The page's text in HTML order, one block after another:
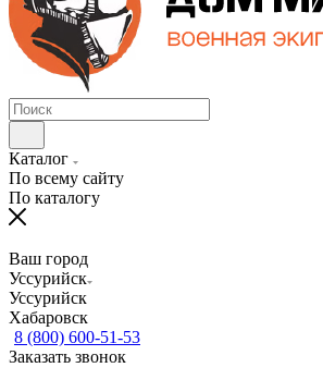
Каталог
По всему сайту
По каталогу
Ваш город
Уссурийск
Уссурийск
Хабаровск
8 (800) 600-51-53
Заказать звонок